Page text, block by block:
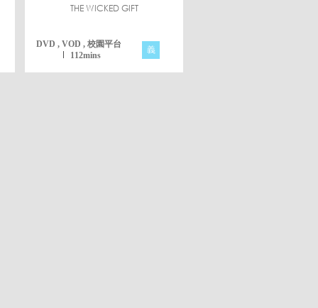
THE WICKED GIFT
DVD , VOD , 校園平台
112mins
義